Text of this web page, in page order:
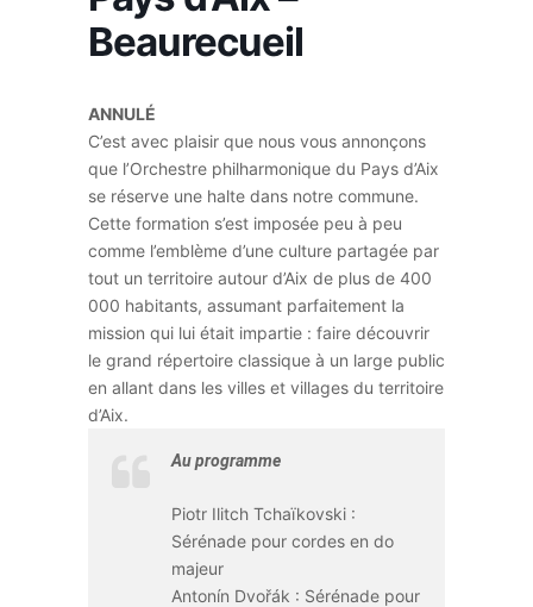
Beaurecueil
ANNULÉ
C’est avec plaisir que nous vous annonçons
que l’Orchestre philharmonique du Pays d’Aix
se réserve une halte dans notre commune.
Cette formation s’est imposée peu à peu
comme l’emblème d’une culture partagée par
tout un territoire autour d’Aix de plus de 400
000 habitants, assumant parfaitement la
mission qui lui était impartie : faire découvrir
le grand répertoire classique à un large public
en allant dans les villes et villages du territoire
d’Aix.
Au programme
Piotr Ilitch Tchaïkovski :
Sérénade pour cordes en do
majeur
Antonín Dvořák : Sérénade pour